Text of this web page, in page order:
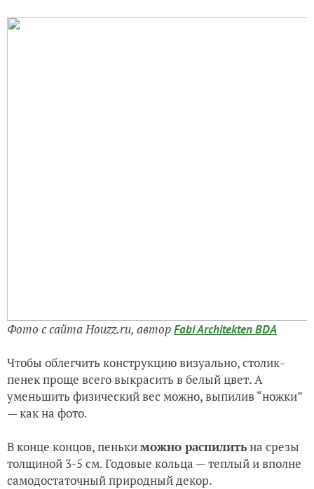
Фото с сайта Houzz.ru, авторFabi Architekten BDA
Чтобы облегчить конструкцию визуально, столик-
пенек проще всего выкрасить в белый цвет. А
уменьшить физический вес можно, выпилив “ножки”
— как на фото.
В конце концов, пенькиможно распилитьна срезы
толщиной 3-5 см. Годовые кольца — теплый и вполне
самодостаточный природный декор.